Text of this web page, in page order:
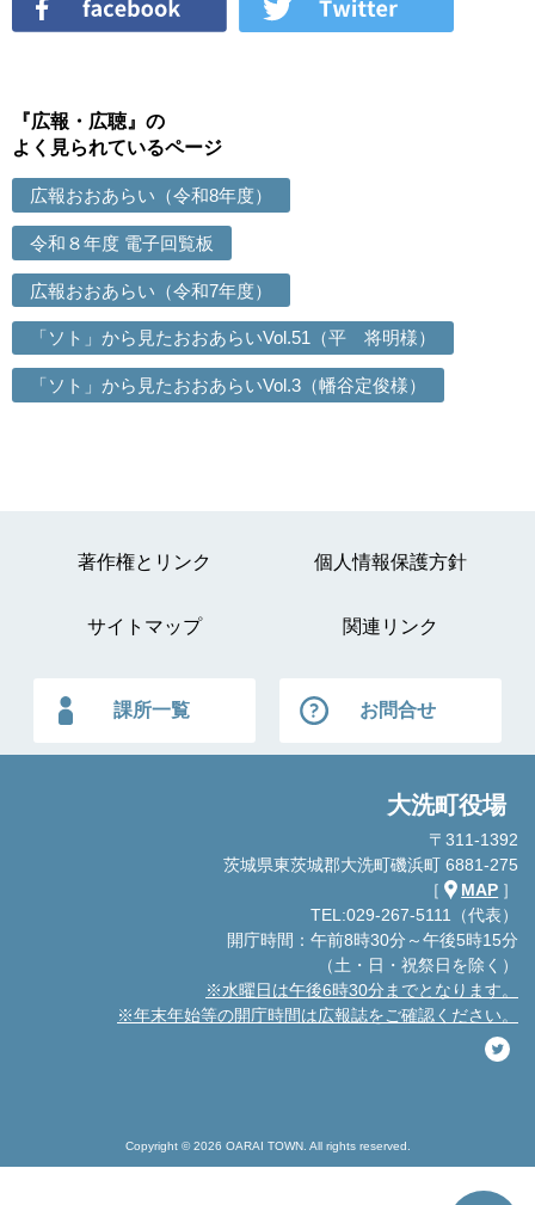
『広報・広聴』の
よく見られているページ
広報おおあらい（令和8年度）
令和８年度 電子回覧板
広報おおあらい（令和7年度）
「ソト」から見たおおあらいVol.51（平 将明様）
「ソト」から見たおおあらいVol.3（幡谷定俊様）
著作権とリンク 個人情報保護方針
サイトマップ 関連リンク
課所一覧 お問合せ
大洗町役場
〒311-1392
茨城県東茨城郡大洗町磯浜町 6881-275
［
MAP ］
TEL:029-267-5111（代表）
開庁時間：午前8時30分～午後5時15分
（土・日・祝祭日を除く）
※水曜日は午後6時30分までとなります。
※年末年始等の開庁時間は広報誌をご確認ください。
Copyright © 2026 OARAI TOWN. All rights reserved.